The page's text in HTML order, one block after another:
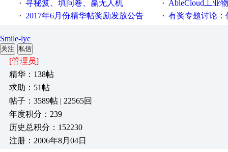
· 寻秘笈、填问卷、赢无人机 · AbleCloud工业物联
· 2017年6月份精华帖奖励发放公告 · 有奖专题讨论：伺服选择
Smile-lyc
关注 私信
[管理员]
精华：138帖
求助：51帖
帖子：3589帖 | 22565回
年度积分：239
历史总积分：152230
注册：2006年8月04日